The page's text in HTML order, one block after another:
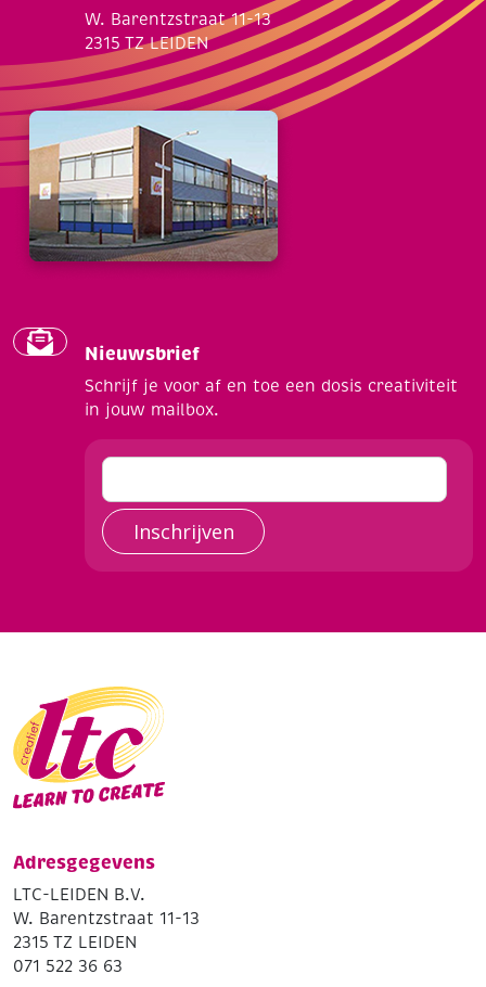
W. Barentzstraat 11-13
2315 TZ LEIDEN
Nieuwsbrief
Schrijf je voor af en toe een dosis creativiteit
in jouw mailbox.
Inschrijven
Adresgegevens
LTC-LEIDEN B.V.
W. Barentzstraat 11-13
2315 TZ LEIDEN
071 522 36 63